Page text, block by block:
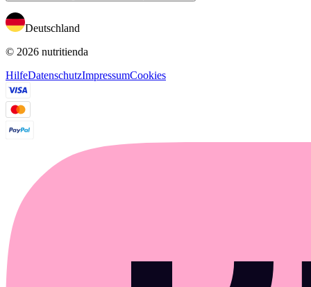
Deutschland
© 2026 nutritienda
HilfeDatenschutzImpressumCookies